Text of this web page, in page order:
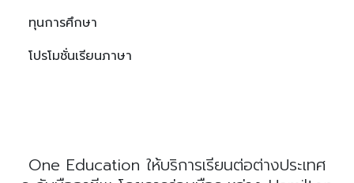
ทุนการศึกษา
โปรโมชั่นเรียนภาษา
One Education ให้บริการเรียนต่อต่างประเทศ